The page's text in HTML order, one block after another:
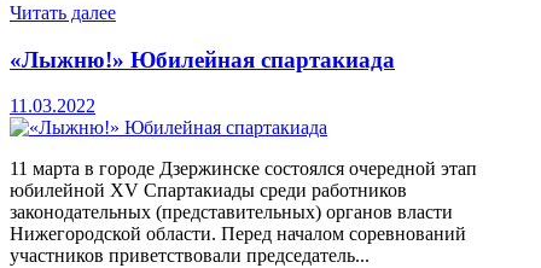
Читать далее
«Лыжню!» Юбилейная спартакиада
11.03.2022
11 марта в городе Дзержинске состоялся очередной этап
юбилейной XV Спартакиады среди работников
законодательных (представительных) органов власти
Нижегородской области. Перед началом соревнований
участников приветствовали председатель...